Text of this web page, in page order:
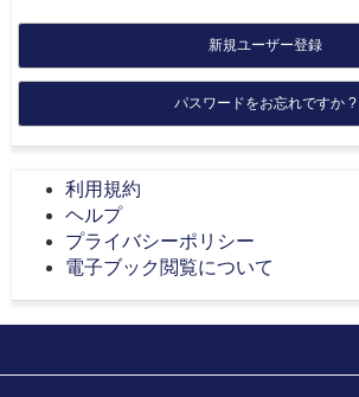
新規ユーザー登録
パスワードをお忘れですか ?
利用規約
ヘルプ
プライバシーポリシー
電子ブック閲覧について